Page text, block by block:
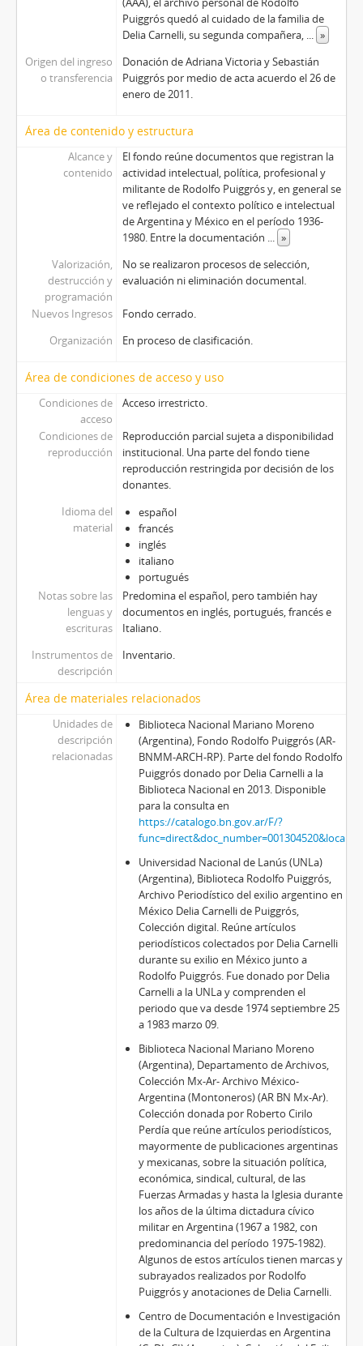
Puiggrós quedó al cuidado de la familia de
Delia Carnelli, su segunda compañera, ... »
Origen del ingreso
o transferencia
Donación de Adriana Victoria y Sebastián
Puiggrós por medio de acta acuerdo el 26 de
enero de 2011.
Área de contenido y estructura
Alcance y
contenido
El fondo reúne documentos que registran la
actividad intelectual, política, profesional y
militante de Rodolfo Puiggrós y, en general se
ve reflejado el contexto político e intelectual
de Argentina y México en el período 1936-
1980. Entre la documentación ... »
Valorización,
destrucción y
programación
No se realizaron procesos de selección,
evaluación ni eliminación documental.
Nuevos Ingresos
Fondo cerrado.
Organización
En proceso de clasificación.
Área de condiciones de acceso y uso
Condiciones de
acceso
Acceso irrestricto.
Condiciones de
reproducción
Reproducción parcial sujeta a disponibilidad
institucional. Una parte del fondo tiene
reproducción restringida por decisión de los
donantes.
Idioma del
material
español
francés
inglés
italiano
portugués
Notas sobre las
lenguas y
escrituras
Predomina el español, pero también hay
documentos en inglés, portugués, francés e
Italiano.
Instrumentos de
descripción
Inventario.
Área de materiales relacionados
Unidades de
descripción
relacionadas
Biblioteca Nacional Mariano Moreno
(Argentina), Fondo Rodolfo Puiggrós (AR-
BNMM-ARCH-RP). Parte del fondo Rodolfo
Puiggrós donado por Delia Carnelli a la
Biblioteca Nacional en 2013. Disponible
para la consulta en
https://catalogo.bn.gov.ar/F/?
Universidad Nacional de Lanús (UNLa)
(Argentina), Biblioteca Rodolfo Puiggrós,
Archivo Periodístico del exilio argentino en
México Delia Carnelli de Puiggrós,
Colección digital. Reúne artículos
periodísticos colectados por Delia Carnelli
durante su exilio en México junto a
Rodolfo Puiggrós. Fue donado por Delia
Carnelli a la UNLa y comprenden el
periodo que va desde 1974 septiembre 25
a 1983 marzo 09.
Biblioteca Nacional Mariano Moreno
(Argentina), Departamento de Archivos,
Colección Mx-Ar- Archivo México-
Argentina (Montoneros) (AR BN Mx-Ar).
Colección donada por Roberto Cirilo
Perdía que reúne artículos periodísticos,
mayormente de publicaciones argentinas
y mexicanas, sobre la situación política,
económica, sindical, cultural, de las
Fuerzas Armadas y hasta la Iglesia durante
los años de la última dictadura cívico
militar en Argentina (1967 a 1982, con
predominancia del período 1975-1982).
Algunos de estos artículos tienen marcas y
subrayados realizados por Rodolfo
Puiggrós y anotaciones de Delia Carnelli.
Centro de Documentación e Investigación
de la Cultura de Izquierdas en Argentina